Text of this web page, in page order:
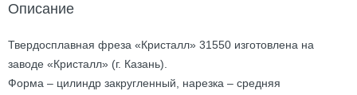
Описание
Твердосплавная фреза «Кристалл» 31550 изготовлена на
заводе «Кристалл» (г. Казань).
Форма – цилиндр закругленный, нарезка – средняя